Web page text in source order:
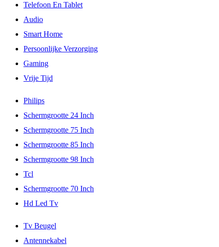
Telefoon En Tablet
Audio
Smart Home
Persoonlijke Verzorging
Gaming
Vrije Tijd
Philips
Schermgrootte 24 Inch
Schermgrootte 75 Inch
Schermgrootte 85 Inch
Schermgrootte 98 Inch
Tcl
Schermgrootte 70 Inch
Hd Led Tv
Tv Beugel
Antennekabel